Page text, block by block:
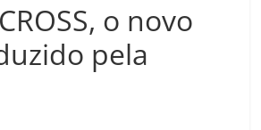
o novo
pela